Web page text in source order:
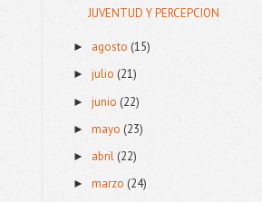
JUVENTUD Y PERCEPCION
► agosto(15)
►julio(21)
►junio (22)
►mayo(23)
► abril(22)
►marzo(24)